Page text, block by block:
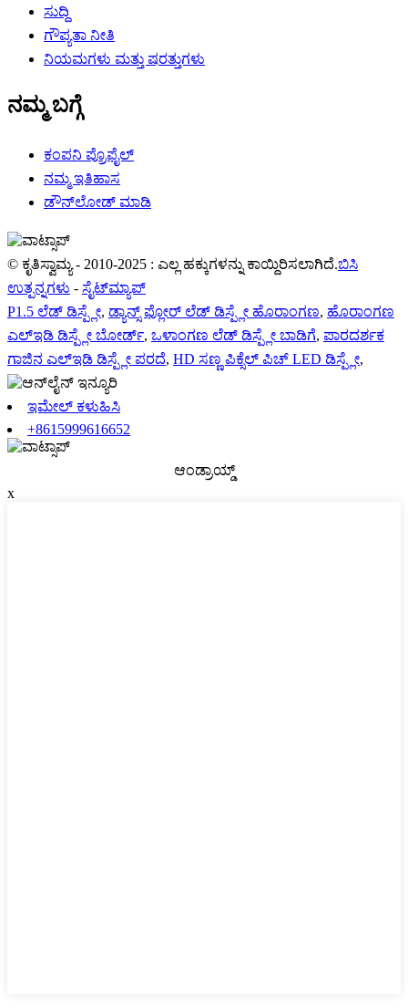
ಸುದ್ದಿ
ಗೌಪ್ಯತಾ ನೀತಿ
ನಿಯಮಗಳು ಮತ್ತು ಷರತ್ತುಗಳು
ನಮ್ಮ ಬಗ್ಗೆ
ಕಂಪನಿ ಪ್ರೊಫೈಲ್
ನಮ್ಮ ಇತಿಹಾಸ
ಡೌನ್‌ಲೋಡ್ ಮಾಡಿ
© ಕೃತಿಸ್ವಾಮ್ಯ - 2010-2025 : ಎಲ್ಲ ಹಕ್ಕುಗಳನ್ನು ಕಾಯ್ದಿರಿಸಲಾಗಿದೆ.ಬಿಸಿ
ಉತ್ಪನ್ನಗಳು - ಸೈಟ್‌ಮ್ಯಾಪ್
P1.5 ಲೆಡ್ ಡಿಸ್ಪ್ಲೇ, ಡ್ಯಾನ್ಸ್ ಫ್ಲೋರ್ ಲೆಡ್ ಡಿಸ್ಪ್ಲೇ ಹೊರಾಂಗಣ, ಹೊರಾಂಗಣ
ಎಲ್ಇಡಿ ಡಿಸ್ಪ್ಲೇ ಬೋರ್ಡ್, ಒಳಾಂಗಣ ಲೆಡ್ ಡಿಸ್ಪ್ಲೇ ಬಾಡಿಗೆ, ಪಾರದರ್ಶಕ
ಗಾಜಿನ ಎಲ್ಇಡಿ ಡಿಸ್ಪ್ಲೇ ಪರದೆ, HD ಸಣ್ಣ ಪಿಕ್ಸೆಲ್ ಪಿಚ್ LED ಡಿಸ್ಪ್ಲೇ,
ಇಮೇಲ್ ಕಳುಹಿಸಿ
+8615999616652
ಆಂಡ್ರಾಯ್ಡ್
x